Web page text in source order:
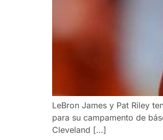
LeBron James y Pat Riley
para su campamento de
Cleveland […]